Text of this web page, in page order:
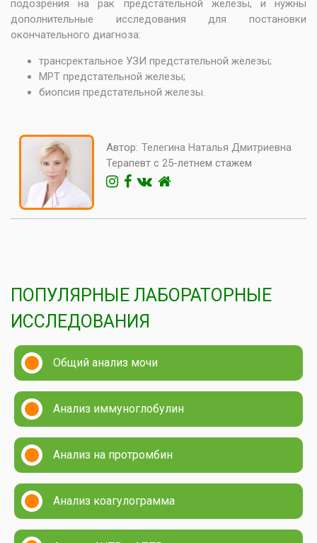
подозрения на рак предстательной железы, и нужны
дополнительные исследования для постановки
окончательного диагноза:
трансректальное УЗИ предстательной железы;
МРТ предстательной железы;
биопсия предстательной железы.
Автор: Телегина Наталья Дмитриевна
Терапевт с 25-летнем стажем
ПОПУЛЯРНЫЕ ЛАБОРАТОРНЫЕ
ИССЛЕДОВАНИЯ
Общий анализ мочи
Анализ иммуноглобулин
Анализ на протромбин
Анализ коагулограмма